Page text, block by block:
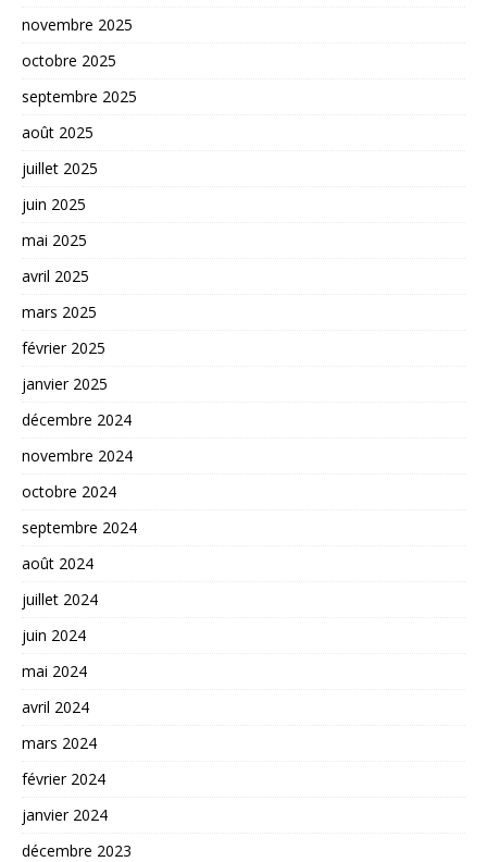
novembre 2025
octobre 2025
septembre 2025
août 2025
juillet 2025
juin 2025
mai 2025
avril 2025
mars 2025
février 2025
janvier 2025
décembre 2024
novembre 2024
octobre 2024
septembre 2024
août 2024
juillet 2024
juin 2024
mai 2024
avril 2024
mars 2024
février 2024
janvier 2024
décembre 2023